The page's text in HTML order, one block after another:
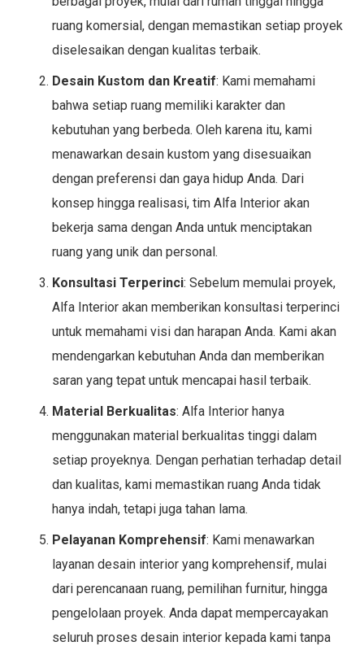
ruang komersial, dengan memastikan setiap proyek
diselesaikan dengan kualitas terbaik.
Desain Kustom dan Kreatif: Kami memahami
bahwa setiap ruang memiliki karakter dan
kebutuhan yang berbeda. Oleh karena itu, kami
menawarkan desain kustom yang disesuaikan
dengan preferensi dan gaya hidup Anda. Dari
konsep hingga realisasi, tim Alfa Interior akan
bekerja sama dengan Anda untuk menciptakan
ruang yang unik dan personal.
Konsultasi Terperinci: Sebelum memulai proyek,
Alfa Interior akan memberikan konsultasi terperinci
untuk memahami visi dan harapan Anda. Kami akan
mendengarkan kebutuhan Anda dan memberikan
saran yang tepat untuk mencapai hasil terbaik.
Material Berkualitas: Alfa Interior hanya
menggunakan material berkualitas tinggi dalam
setiap proyeknya. Dengan perhatian terhadap detail
dan kualitas, kami memastikan ruang Anda tidak
hanya indah, tetapi juga tahan lama.
Pelayanan Komprehensif: Kami menawarkan
layanan desain interior yang komprehensif, mulai
dari perencanaan ruang, pemilihan furnitur, hingga
pengelolaan proyek. Anda dapat mempercayakan
seluruh proses desain interior kepada kami tanpa